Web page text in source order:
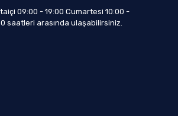
09:00 - 19:00 Cumartesi 10:00 -
saatleri arasında ulaşabilirsiniz.